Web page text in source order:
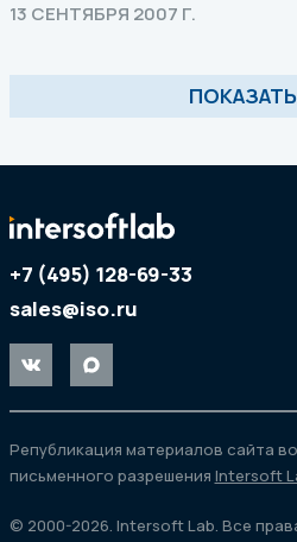
13 СЕНТЯБРЯ 2007 Г.
+7 (495) 128-69-33
sales@iso.ru
Републикация материалов сайта
письменного разрешения Intersoft
© 2000-2026. Intersoft Lab. Все